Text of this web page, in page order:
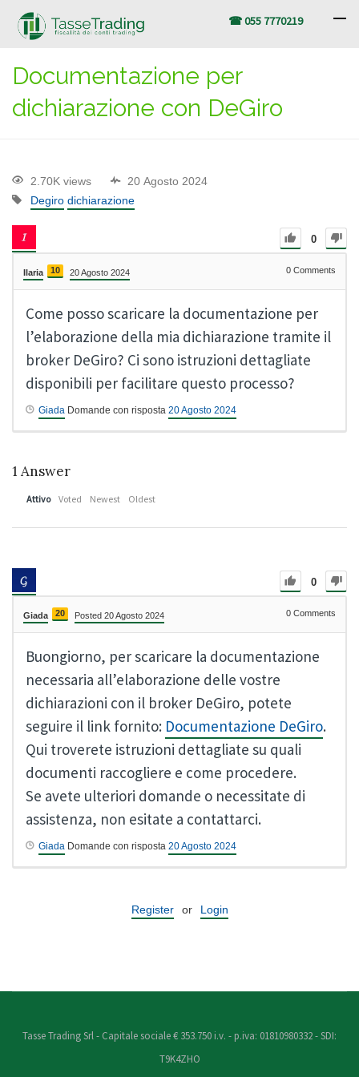
☎ 055 7770219
Documentazione per
dichiarazione con DeGiro
2.70K views
20 Agosto 2024
Degiro dichiarazione
0
Ilaria 10 20 Agosto 2024 0 Comments
Come posso scaricare la documentazione per
l’elaborazione della mia dichiarazione tramite il
broker DeGiro? Ci sono istruzioni dettagliate
disponibili per facilitare questo processo?
Giada Domande con risposta 20 Agosto 2024
1 Answer
Attivo Voted Newest Oldest
0
Giada 20 Posted 20 Agosto 2024 0 Comments
Buongiorno, per scaricare la documentazione
necessaria all’elaborazione delle vostre
dichiarazioni con il broker DeGiro, potete
seguire il link fornito: Documentazione DeGiro.
Qui troverete istruzioni dettagliate su quali
documenti raccogliere e come procedere.
Se avete ulteriori domande o necessitate di
assistenza, non esitate a contattarci.
Giada Domande con risposta 20 Agosto 2024
Register or Login
Tasse Trading Srl - Capitale sociale € 353.750 i.v. - p.iva: 01810980332 - SDI:
T9K4ZHO